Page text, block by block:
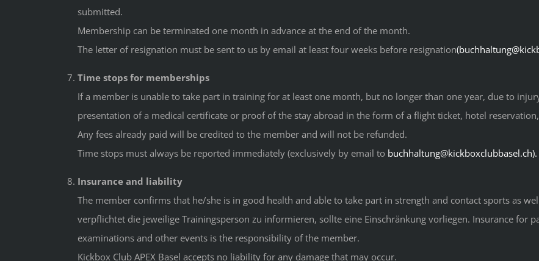
submitted.
Membership can be terminated one month in advance at the end of the month.
The letter of resignation must be sent to us by email at least four weeks before resignation
Time stops for memberships
If a member is unable to take part in training for at least one month, but no longer than one year, due to
presentation of a medical certificate or proof of the stay abroad in the form of a flight ticket, hotel reservation,
Any fees already paid will be credited to the member and will not be refunded.
Time stops must always be reported immediately (exclusively by email to buchhaltung@kickboxclubbasel.ch).
Insurance and liability
The member confirms that he/she is in good health and able to take part in strength and contact sports as
verpflichtet die jeweilige Trainingsperson zu informieren, sollte eine Einschränkung vorliegen. Insurance for
examinations and other events is the responsibility of the member.
Kickbox Club APEX Basel accepts no liability for any damage that may occur.